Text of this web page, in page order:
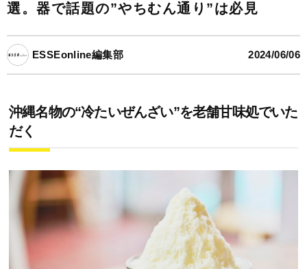
選。器で話題の”やちむん通り”は必見
ESSEonline編集部 2024/06/06
沖縄名物の“冷たいぜんざい”を老舗甘味処でいた
だく